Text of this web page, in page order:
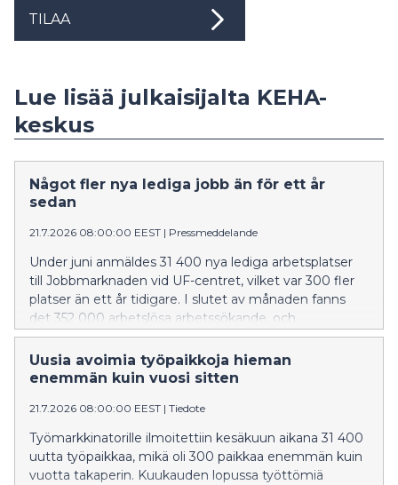
TILAA
Lue lisää julkaisijalta KEHA-
keskus
Något fler nya lediga jobb än för ett år
sedan
21.7.2026 08:00:00 EEST | Pressmeddelande
Under juni anmäldes 31 400 nya lediga arbetsplatser
till Jobbmarknaden vid UF-centret, vilket var 300 fler
platser än ett år tidigare. I slutet av månaden fanns
det 352 000 arbetslösa arbetssökande, och
sammanlagt 416 200 personer omfattades av den
breda arbetslösheten. Uppgifterna framgår av
Sysselsättnings-, utvecklings- och förvaltningscentrets
Uusia avoimia työpaikkoja hieman
enemmän kuin vuosi sitten
21.7.2026 08:00:00 EEST | Tiedote
Työmarkkinatorille ilmoitettiin kesäkuun aikana 31 400
uutta työpaikkaa, mikä oli 300 paikkaa enemmän kuin
vuotta takaperin. Kuukauden lopussa työttömiä